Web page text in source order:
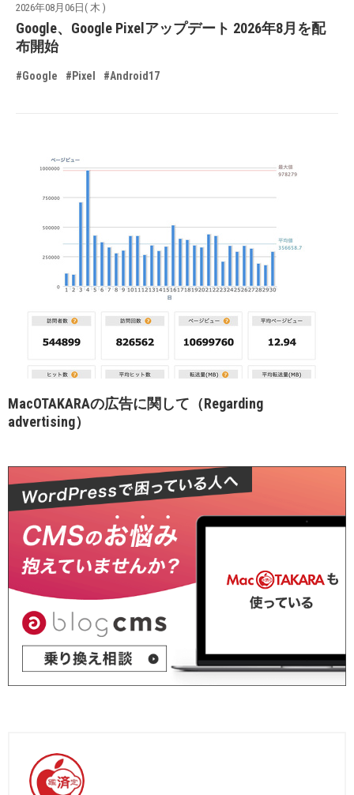
2026年08月06日( 木 )
Google、Google Pixelアップデート 2026年8月を配
布開始
#Google #Pixel #Android17
MacOTAKARAの広告に関して（Regarding
advertising）